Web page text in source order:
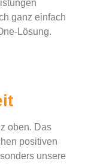
ganz einfach
Lösung.
oben. Das
positiven
unsere